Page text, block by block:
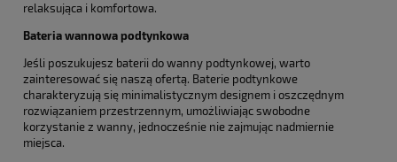
relaksująca i komfortowa.
Bateria wannowa podtynkowa
Jeśli poszukujesz baterii do wanny podtynkowej, warto
zainteresować się naszą ofertą. Baterie podtynkowe
charakteryzują się minimalistycznym designem i oszczędnym
rozwiązaniem przestrzennym, umożliwiając swobodne
korzystanie z wanny, jednocześnie nie zajmując nadmiernie
miejsca.